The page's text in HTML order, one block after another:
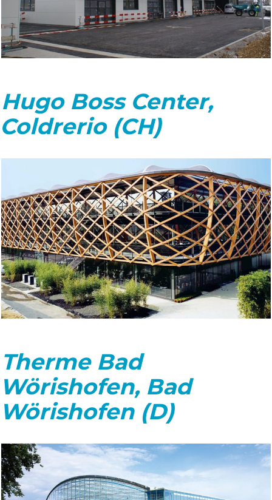
Hugo Boss Center,
Coldrerio (CH)
Therme Bad
Wörishofen, Bad
Wörishofen (D)